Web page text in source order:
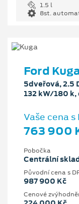
1.5 l
8st.
Ford
5dveřová, 2.5
132 kW/180
Vaše cena s
763 900
Pobočka
Centrální
Původní cena s
987 900 Kč
Cenové